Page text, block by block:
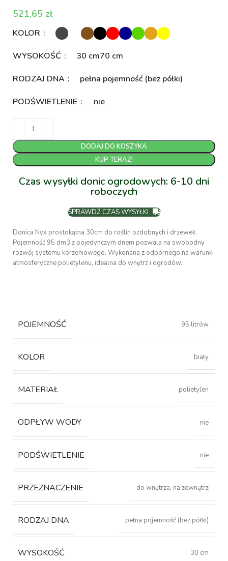
zł
KOLOR
WYSOKOŚĆ 30 cm70 cm
RODZAJ DNA pełna pojemność (bez półki)
PODŚWIETLENIE nie
DODAJ DO KOSZYKA
KUP TERAZ!
Czas wysyłki donic ogrodowych: 6-10 dni
roboczych
SPRAWDŹ CZAS WYSYŁKI
Donica Nyx prostokątna 30cm do roślin ozdobnych i drzewek.
Pojemność 95 dm3 z pojedynczym dnem pozwala na swobodny
rozwój systemu korzeniowego. Wykonana z odpornego na warunki
atmosferyczne polietylenu, idealna do wnętrz i ogrodów.
POJEMNOŚĆ 95 litrów
KOLOR biały
MATERIAŁ polietylen
ODPŁYW WODY nie
PODŚWIETLENIE nie
PRZEZNACZENIE do wnętrza, na zewnątrz
RODZAJ DNA pełna pojemność (bez półki)
WYSOKOŚĆ 30 cm